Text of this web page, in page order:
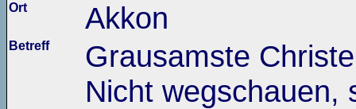
Ort Akkon
Betreff
Grausamste
Nicht wegschauen,